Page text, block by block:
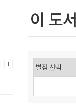
이 도